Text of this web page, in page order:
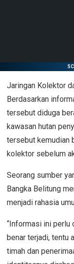
Jaringan Kolektor
Berdasarkan
tersebut diduga
kawasan hutan
tersebut kemudian
kolektor sebelum
Seorang sumber
Bangka Belitung
menjadi rahasia
“Informasi ini perlu
benar terjadi, tentu
timah dan